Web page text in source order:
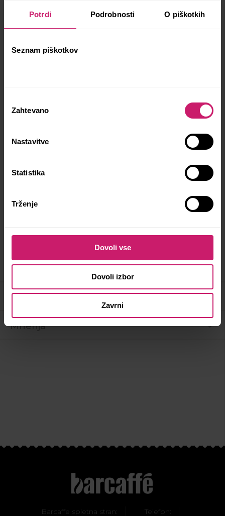
Potrdi Podrobnosti O piškotkih
Seznam piškotkov
soglasja
Zahtevano
Nastavitve
Statistika
Trženje
Dovoli vse
Dovoli izbor
Zavrni
50,90 EUR
poravna mleto kavo v ročki pred stiskanjem in tako
dobimo boljšo ekstrakcijo, ter preprečimo tako
Dodaj v košarico
Podrobnosti
Hranilna vrednost
Mnenja
Barcaffe spletna stran: Telefon: